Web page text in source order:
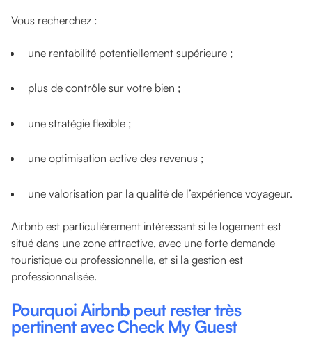
Vous recherchez :
une rentabilité potentiellement supérieure ;
plus de contrôle sur votre bien ;
une stratégie flexible ;
une optimisation active des revenus ;
une valorisation par la qualité de l’expérience voyageur.
Airbnb est particulièrement intéressant si le logement est
situé dans une zone attractive, avec une forte demande
touristique ou professionnelle, et si la gestion est
professionnalisée.
Pourquoi Airbnb peut rester très
pertinent avec Check My Guest